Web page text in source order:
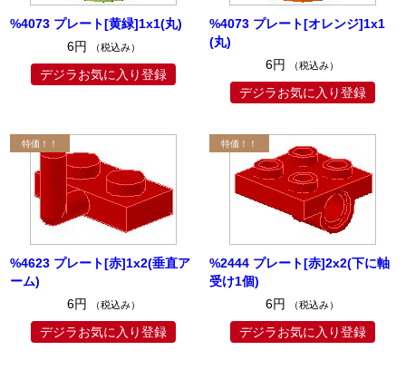
%4073 プレート[黄緑]1x1(丸)
6円
（税込み）
デジラお気に入り登録
%4073 プレート[オレンジ]1x1
(丸)
6円
（税込み）
デジラお気に入り登録
%4623 プレート[赤]1x2(垂直ア
ーム)
6円
（税込み）
デジラお気に入り登録
%2444 プレート[赤]2x2(下に軸
受け1個)
6円
（税込み）
デジラお気に入り登録